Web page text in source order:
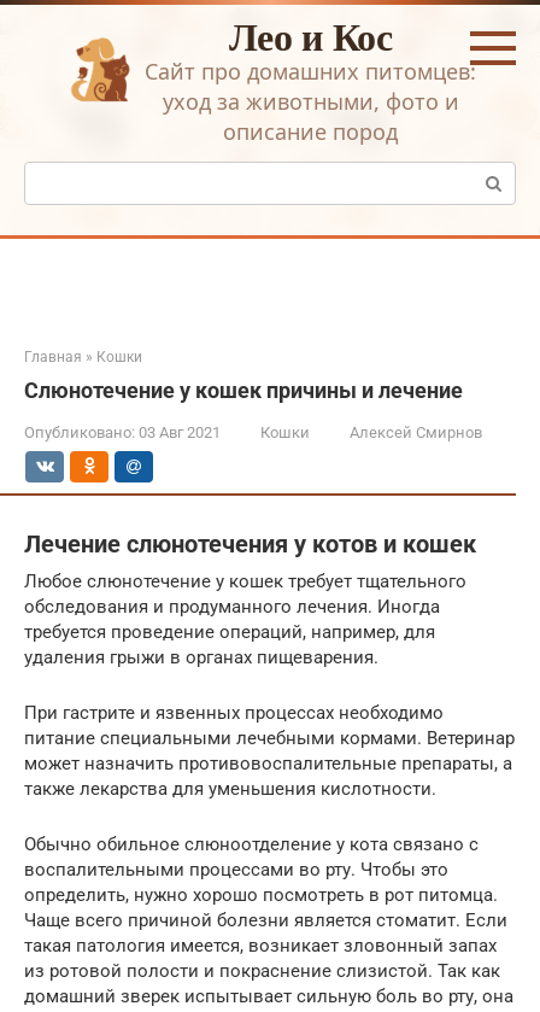
Перейти
Лео и Кос
Сайт про домашних питомцев:
уход за животными, фото и
описание пород
Поиск:
Главная » Кошки
Слюнотечение у кошек причины и лечение
Опубликовано: 03 Авг 2021 Кошки Алексей Смирнов
Лечение слюнотечения у котов и кошек
Любое слюнотечение у кошек требует тщательного
обследования и продуманного лечения. Иногда
требуется проведение операций, например, для
удаления грыжи в органах пищеварения.
При гастрите и язвенных процессах необходимо
питание специальными лечебными кормами. Ветеринар
может назначить противовоспалительные препараты, а
также лекарства для уменьшения кислотности.
Обычно обильное слюноотделение у кота связано с
воспалительными процессами во рту. Чтобы это
определить, нужно хорошо посмотреть в рот питомца.
Чаще всего причиной болезни является стоматит. Если
такая патология имеется, возникает зловонный запах
из ротовой полости и покраснение слизистой. Так как
домашний зверек испытывает сильную боль во рту, она